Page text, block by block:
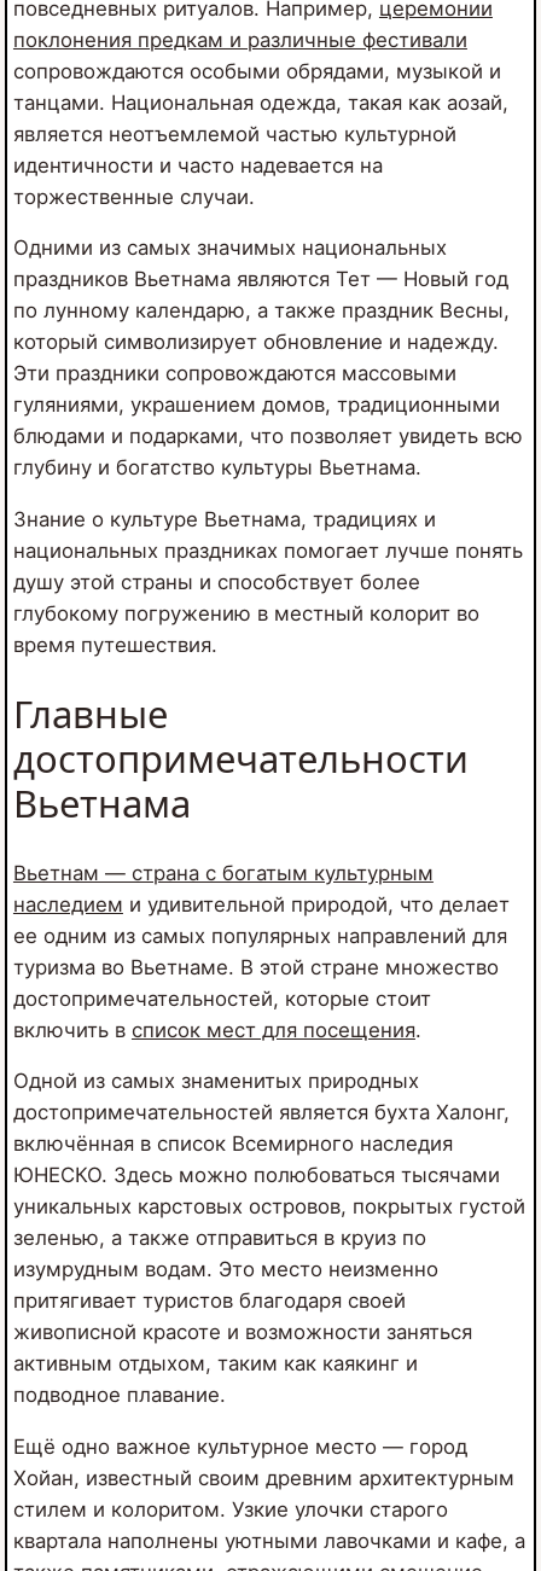
повседневных ритуалов. Например, церемонии
поклонения предкам и различные фестивали
сопровождаются особыми обрядами, музыкой и
танцами. Национальная одежда, такая как аозай,
является неотъемлемой частью культурной
идентичности и часто надевается на
торжественные случаи.
Одними из самых значимых национальных
праздников Вьетнама являются Тет — Новый год
по лунному календарю, а также праздник Весны,
который символизирует обновление и надежду.
Эти праздники сопровождаются массовыми
гуляниями, украшением домов, традиционными
блюдами и подарками, что позволяет увидеть всю
глубину и богатство культуры Вьетнама.
Знание о культуре Вьетнама, традициях и
национальных праздниках помогает лучше понять
душу этой страны и способствует более
глубокому погружению в местный колорит во
время путешествия.
Главные
достопримечательности
Вьетнама
Вьетнам — страна с богатым культурным
наследием и удивительной природой, что делает
ее одним из самых популярных направлений для
туризма во Вьетнаме. В этой стране множество
достопримечательностей, которые стоит
включить в список мест для посещения.
Одной из самых знаменитых природных
достопримечательностей является бухта Халонг,
включённая в список Всемирного наследия
ЮНЕСКО. Здесь можно полюбоваться тысячами
уникальных карстовых островов, покрытых густой
зеленью, а также отправиться в круиз по
изумрудным водам. Это место неизменно
притягивает туристов благодаря своей
живописной красоте и возможности заняться
активным отдыхом, таким как каякинг и
подводное плавание.
Ещё одно важное культурное место — город
Хойан, известный своим древним архитектурным
стилем и колоритом. Узкие улочки старого
квартала наполнены уютными лавочками и кафе, а